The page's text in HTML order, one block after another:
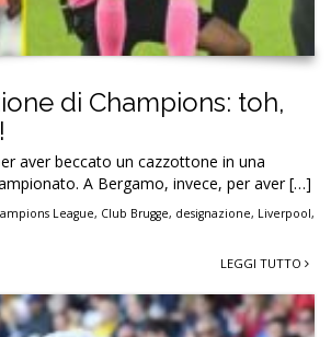
di Champions: toh,
aver beccato un cazzottone in una
A Bergamo, invece, per aver […]
League, Club Brugge, designazione, Liverpool,
LEGGI TUTTO